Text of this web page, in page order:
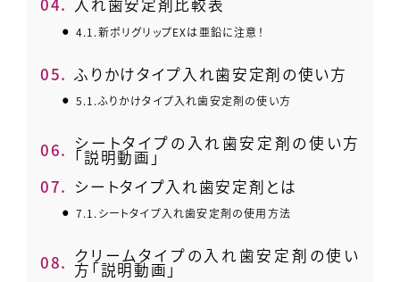
入れ歯安定剤比較表
4.1.新ポリグリップEXは亜鉛に注意！
5. ふりかけタイプ入れ歯安定剤の使い方
5.1.ふりかけタイプ入れ歯安定剤の使い方
6. シートタイプの入れ歯安定剤の使い方
「説明動画」
7. シートタイプ入れ歯安定剤とは
7.1. シートタイプ入れ歯安定剤の使用方法
8. クリームタイプの入れ歯安定剤の使い
方「説明動画」